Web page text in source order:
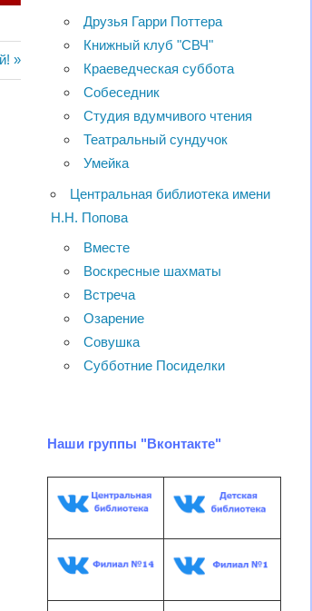
Друзья Гарри Поттера
Книжный клуб "СВЧ"
Краеведческая суббота
Собеседник
Студия вдумчивого чтения
Театральный сундучок
Умейка
Центральная библиотека имени
Н.Н. Попова
Вместе
Воскресные шахматы
Встреча
Озарение
Совушка
Субботние Посиделки
Наши группы "Вконтакте"